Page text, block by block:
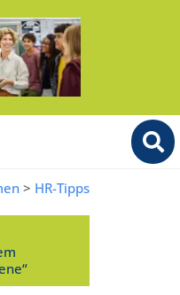
> HR-Tipps